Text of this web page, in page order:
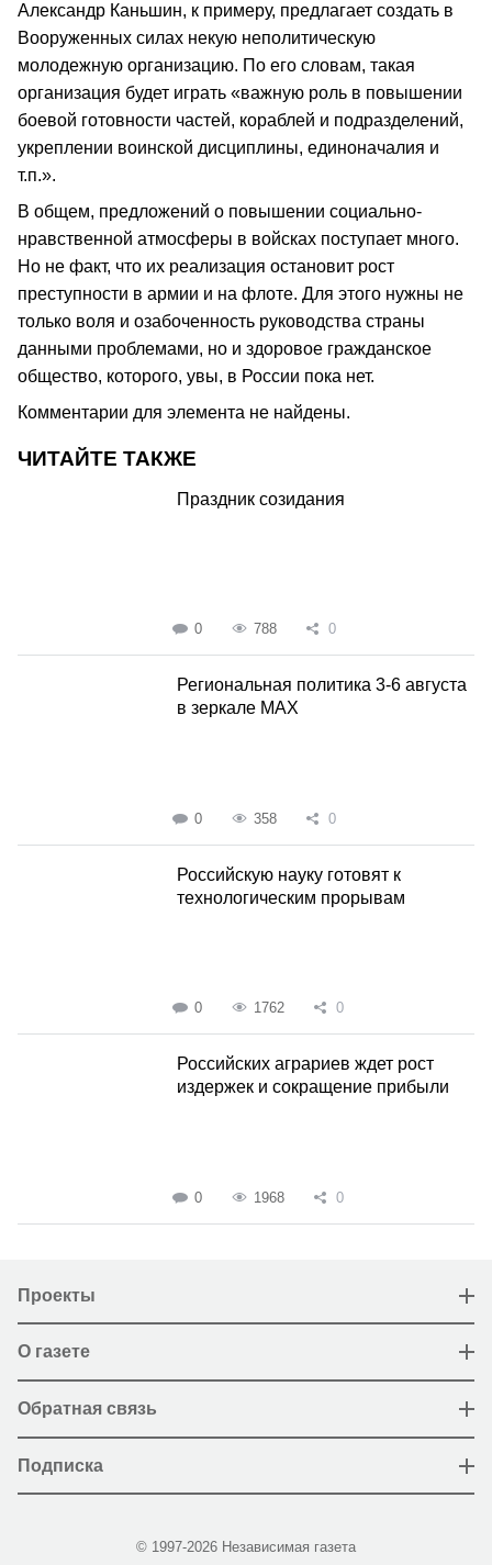
Александр Каньшин, к примеру, предлагает создать в
Вооруженных силах некую неполитическую
молодежную организацию. По его словам, такая
организация будет играть «важную роль в повышении
боевой готовности частей, кораблей и подразделений,
укреплении воинской дисциплины, единоначалия и
т.п.».
В общем, предложений о повышении социально-
нравственной атмосферы в войсках поступает много.
Но не факт, что их реализация остановит рост
преступности в армии и на флоте. Для этого нужны не
только воля и озабоченность руководства страны
данными проблемами, но и здоровое гражданское
общество, которого, увы, в России пока нет.
Комментарии для элемента не найдены.
ЧИТАЙТЕ ТАКЖЕ
Праздник созидания
0 788 0
Региональная политика 3-6 августа
в зеркале MAX
0 358 0
Российскую науку готовят к
технологическим прорывам
0 1762 0
Российских аграриев ждет рост
издержек и сокращение прибыли
0 1968 0
Проекты
О газете
Обратная связь
Подписка
© 1997-2026 Независимая газета